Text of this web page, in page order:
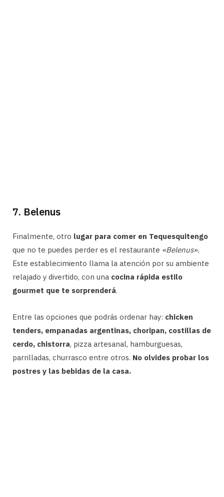
7. Belenus
Finalmente, otro lugar para comer en Tequesquitengo
que no te puedes perder es el restaurante «Belenus».
Este establecimiento llama la atención por su ambiente
relajado y divertido, con una cocina rápida estilo
gourmet que te sorprenderá.
Entre las opciones que podrás ordenar hay: chicken
tenders, empanadas argentinas, choripan, costillas de
cerdo, chistorra, pizza artesanal, hamburguesas,
parrilladas, churrasco entre otros. No olvides probar los
postres y las bebidas de la casa.